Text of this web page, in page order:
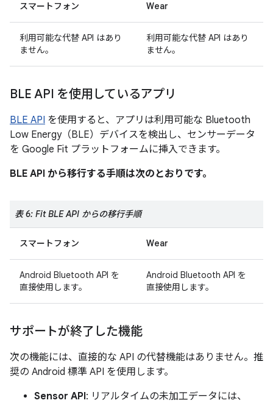
スマートフォン Wear
利用可能な代替 API はあり
ません。
利用可能な代替 API はあり
ません。
BLE API を使用しているアプリ
BLE API を使用すると、アプリは利用可能な Bluetooth
Low Energy（BLE）デバイスを検出し、センサーデータ
を Google Fit プラットフォームに挿入できます。
BLE API から移行する手順は次のとおりです。
表 6: Fit BLE API からの移行手順
スマートフォン Wear
Android Bluetooth API を
直接使用します。
Android Bluetooth API を
直接使用します。
サポートが終了した機能
次の機能には、直接的な API の代替機能はありません。推
奨の Android 標準 API を使用します。
Sensor API: リアルタイムの未加工データには、